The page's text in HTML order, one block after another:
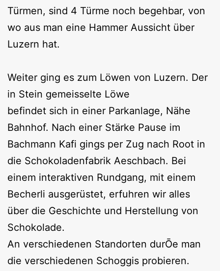
Türmen, sind 4 Türme noch begehbar, von
wo aus man eine Hammer Aussicht über
Luzern hat.
Weiter ging es zum Löwen von Luzern. Der
in Stein gemeisselte Löwe
befindet sich in einer Parkanlage, Nähe
Bahnhof. Nach einer Stärke Pause im
Bachmann Kafi gings per Zug nach Root in
die Schokoladenfabrik Aeschbach. Bei
einem interaktiven Rundgang, mit einem
Becherli ausgerüstet, erfuhren wir alles
über die Geschichte und Herstellung von
Schokolade.
An verschiedenen Standorten durŌe man
die verschiedenen Schoggis probieren.